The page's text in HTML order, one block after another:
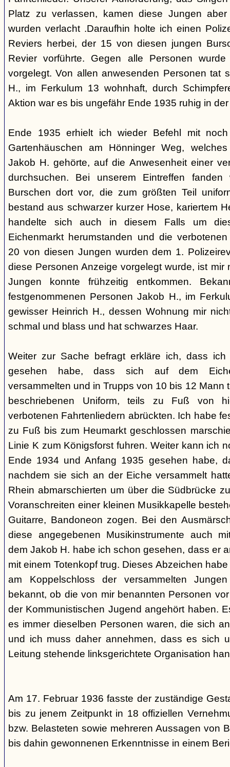
Platz zu verlassen, kamen diese Jungen
wurden verlacht .Daraufhin holte ich einen
Reviers herbei, der 15 von diesen jungen
Revier vorführte. Gegen alle Personen
vorgelegt. Von allen anwesenden Personen tat
H., im Ferkulum 13 wohnhaft, durch
Aktion war es bis ungefähr Ende 1935 ruhig in
Ende 1935 erhielt ich wieder Befehl mit
Gartenhäuschen am Hönninger Weg,
Jakob H. gehörte, auf die Anwesenheit einer
durchsuchen. Bei unserem Eintreffen
Burschen dort vor, die zum größten Teil
bestand aus schwarzer kurzer Hose, kariertem
handelte sich auch in diesem Falls um
Eichenmarkt herumstanden und die
20 von diesen Jungen wurden dem 1.
diese Personen Anzeige vorgelegt wurde, ist mir
Jungen konnte frühzeitig entkommen.
festgenommenen Personen Jakob H., im
gewisser Heinrich H., dessen Wohnung mir
schmal und blass und hat schwarzes Haar.
Weiter zur Sache befragt erkläre ich, dass
gesehen habe, dass sich auf dem
versammelten und in Trupps von 10 bis 12 Mann
beschriebenen Uniform, teils zu Fuß von
verbotenen Fahrtenliedern abrückten. Ich habe
zu Fuß bis zum Heumarkt geschlossen
Linie K zum Königsforst fuhren. Weiter kann ich
Ende 1934 und Anfang 1935 gesehen habe,
nachdem sie sich an der Eiche versammelt
Rhein abmarschierten um über die Südbrücke
Voranschreiten einer kleinen Musikkapelle
Guitarre, Bandoneon zogen. Bei den
diese angegebenen Musikinstrumente auch
dem Jakob H. habe ich schon gesehen, dass er
mit einem Totenkopf trug. Dieses Abzeichen
am Koppelschloss der versammelten
bekannt, ob die von mir benannten Personen
der Kommunistischen Jugend angehört haben.
es immer dieselben Personen waren, die sich
und ich muss daher annehmen, dass es sich
Leitung stehende linksgerichtete Organisation
Am 17. Februar 1936 fasste der zuständige
bis zu jenem Zeitpunkt in 18 offiziellen
bzw. Belasteten sowie mehreren Aussagen von
bis dahin gewonnenen Erkenntnisse in einem